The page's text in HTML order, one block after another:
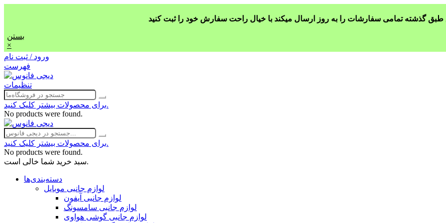
بستن
×
ورود / ثبت نام
فهرست
تنظیمات
برای محصولات بیشتر کلیک کنید.
No products were found.
برای محصولات بیشتر کلیک کنید.
No products were found.
سبد خرید شما خالی است.
دسته‌بندی‌ها
لوازم جانبی موبایل
لوازم جانبی آیفون
لوازم جانبی سامسونگ
لوازم جانبی گوشی هواوی